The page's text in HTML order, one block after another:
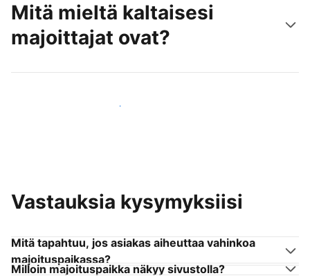
Mitä mieltä kaltaisesi
majoittajat ovat?
Liity kaltaistesi majoittajien joukkoon
Vastauksia kysymyksiisi
Mitä tapahtuu, jos asiakas aiheuttaa vahinkoa
majoituspaikassa?
Milloin majoituspaikka näkyy sivustolla?